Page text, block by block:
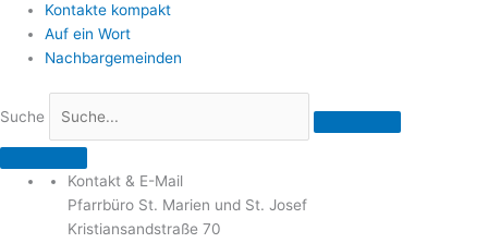
Kontakte kompakt
Auf ein Wort
Nachbargemeinden
Suche
Kontakt & E-Mail
Pfarrbüro St. Marien und St. Josef
Kristiansandstraße 70